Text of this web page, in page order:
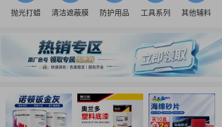
抛光打蜡 清洁遮蔽膜 防护用品 工具系列 其他辅料